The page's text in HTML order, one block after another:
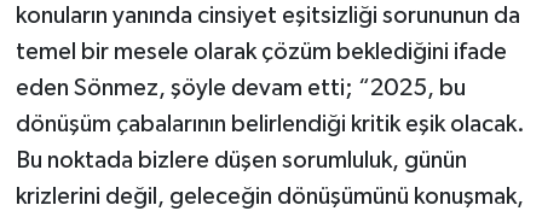
konuların yanında cinsiyet eşitsizliği sorununun da
temel bir mesele olarak çözüm beklediğini ifade
eden Sönmez, şöyle devam etti; “2025, bu
dönüşüm çabalarının belirlendiği kritik eşik olacak.
Bu noktada bizlere düşen sorumluluk, günün
krizlerini değil, geleceğin dönüşümünü konuşmak,